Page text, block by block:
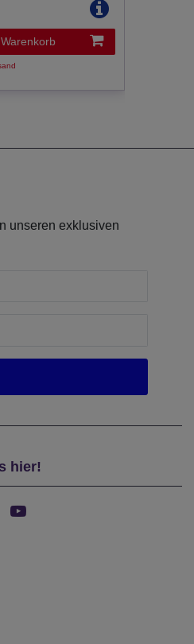
unseren exklusiven
hier!